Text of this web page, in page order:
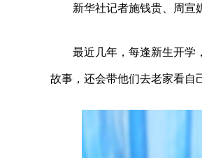
新华社记者施钱贵、周宣
最近几年，每逢新生开学
故事，还会带他们去老家看自